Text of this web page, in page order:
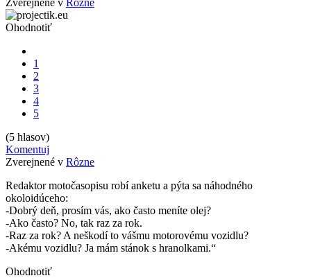
Zverejnené v Rôzne
Ohodnotiť
1
2
3
4
5
(5 hlasov)
Komentuj
Zverejnené v Rôzne
Redaktor motočasopisu robí anketu a pýta sa náhodného
okoloidúceho:
-Dobrý deň, prosím vás, ako často meníte olej?
-Ako často? No, tak raz za rok.
-Raz za rok? A neškodí to vášmu motorovému vozidlu?
-Akému vozidlu? Ja mám stánok s hranolkami.“
Ohodnotiť